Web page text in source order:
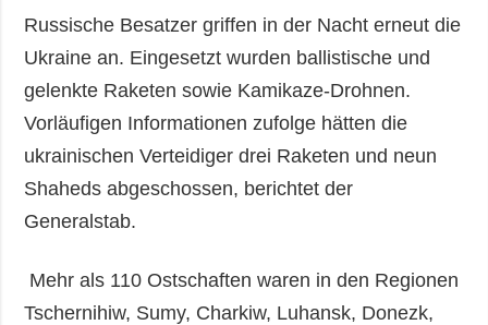
Fotos
Video
Russische Besatzer griffen in der Nacht erneut die
Ukraine an. Eingesetzt wurden ballistische und
gelenkte Raketen sowie Kamikaze-Drohnen.
Vorläufigen Informationen zufolge hätten die
ukrainischen Verteidiger drei Raketen und neun
Shaheds abgeschossen, berichtet der
Generalstab.
Mehr als 110 Ostschaften waren in den Regionen
Tschernihiw, Sumy, Charkiw, Luhansk, Donezk,